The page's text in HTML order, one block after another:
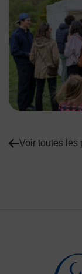
Voir toutes les